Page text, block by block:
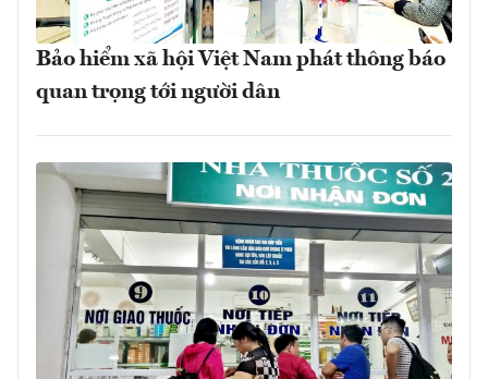
Bảo hiểm xã hội Việt Nam phát thông báo
quan trọng tới người dân